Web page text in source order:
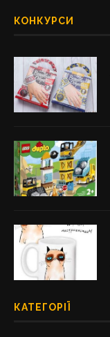
КОНКУРСИ
КАТЕГОРІЇ